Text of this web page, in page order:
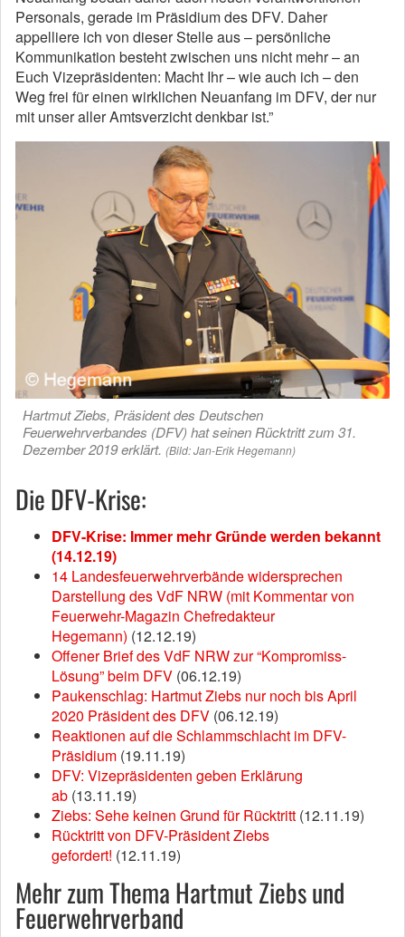
Personals, gerade im Präsidium des DFV. Daher
appelliere ich von dieser Stelle aus – persönliche
Kommunikation besteht zwischen uns nicht mehr – an
Euch Vizepräsidenten: Macht Ihr – wie auch ich – den
Weg frei für einen wirklichen Neuanfang im DFV, der nur
mit unser aller Amtsverzicht denkbar ist.”
Hartmut Ziebs, Präsident des Deutschen
Feuerwehrverbandes (DFV) hat seinen Rücktritt zum 31.
Dezember 2019 erklärt. (Bild: Jan-Erik Hegemann)
Die DFV-Krise:
DFV-Krise: Immer mehr Gründe werden bekannt
(14.12.19)
14 Landesfeuerwehrverbände widersprechen
Darstellung des VdF NRW (mit Kommentar von
Feuerwehr-Magazin Chefredakteur
Hegemann) (12.12.19)
Offener Brief des VdF NRW zur “Kompromiss-
Lösung” beim DFV (06.12.19)
Paukenschlag: Hartmut Ziebs nur noch bis April
2020 Präsident des DFV (06.12.19)
Reaktionen auf die Schlammschlacht im DFV-
Präsidium (19.11.19)
DFV: Vizepräsidenten geben Erklärung
ab (13.11.19)
Ziebs: Sehe keinen Grund für Rücktritt (12.11.19)
Rücktritt von DFV-Präsident Ziebs
gefordert! (12.11.19)
Mehr zum Thema Hartmut Ziebs und
Feuerwehrverband